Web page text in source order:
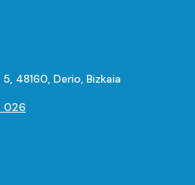
48160, Derio, Bizkaia
026